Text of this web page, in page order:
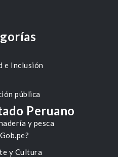
e Inclusión
pública
y pesca
y Cultura
Peruano